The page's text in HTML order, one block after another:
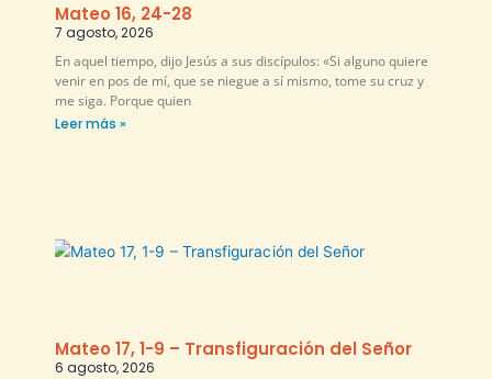
Mateo 16, 24-28
7 agosto, 2026
En aquel tiempo, dijo Jesús a sus discípulos: «Si alguno quiere
venir en pos de mí, que se niegue a sí mismo, tome su cruz y
me siga. Porque quien
Leer más »
Mateo 17, 1-9 – Transfiguración del Señor
6 agosto, 2026